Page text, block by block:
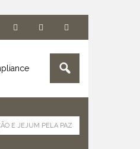
E JEJUM PELA PAZ